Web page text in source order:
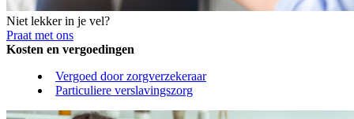
Niet lekker in je vel?
Praat met ons
Kosten en vergoedingen
Vergoed door zorgverzekeraar
Particuliere verslavingszorg